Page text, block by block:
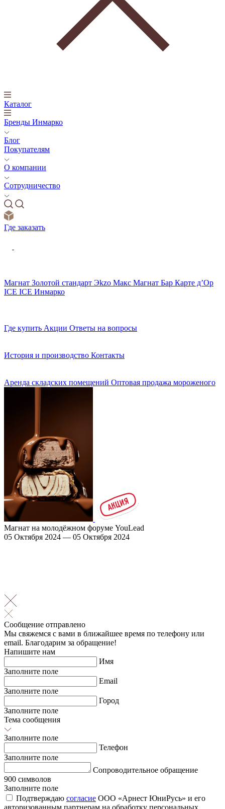
Каталог
Бренды Инмарко
Блог
Покупателям
О компании
Сотрудничество
Где заказать
Магнат Золотой стандарт Эkzо Макс Магнат Бар Карте д’Ор
ICE ICE Инмарко
Где купить Акции Ответы на вопросы
История и производство Контакты
Аренда складских помещений Оптовая продажа мороженого
Магнат на молодёжном форуме YouLead
05 Октября 2024 — 05 Октября 2024
Сообщение отправлено
Мы свяжемся с вами в ближайшее время по телефону или
email. Благодарим за обращение!
Напишите нам
Имя
Заполните поле
Email
Заполните поле
Город
Заполните поле
Тема сообщения
Заполните поле
Телефон
Заполните поле
Сопроводительное обращение
900 символов
Заполните поле
Подтверждаю согласие ООО «Арнест ЮниРусь» и его